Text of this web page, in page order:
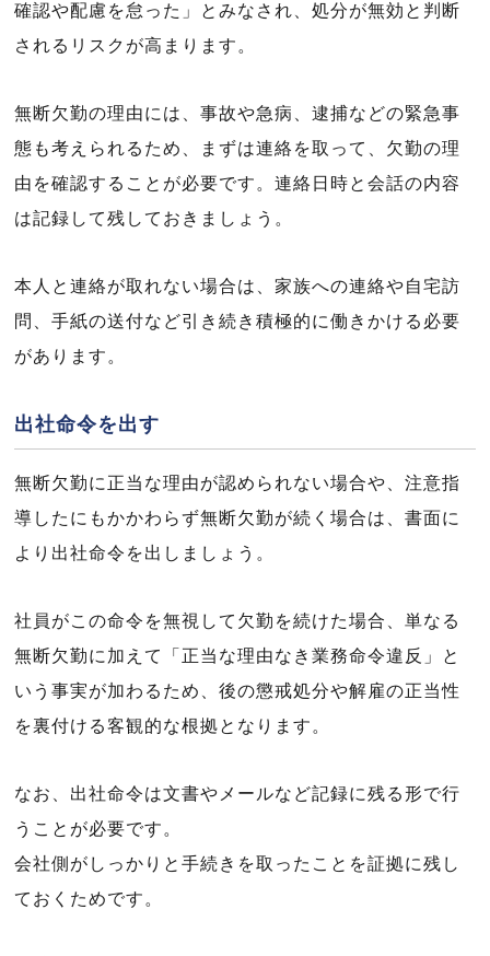
確認や配慮を怠った」とみなされ、処分が無効と判断
されるリスクが高まります。
無断欠勤の理由には、事故や急病、逮捕などの緊急事
態も考えられるため、まずは連絡を取って、欠勤の理
由を確認することが必要です。連絡日時と会話の内容
は記録して残しておきましょう。
本人と連絡が取れない場合は、家族への連絡や自宅訪
問、手紙の送付など引き続き積極的に働きかける必要
があります。
出社命令を出す
無断欠勤に正当な理由が認められない場合や、注意指
導したにもかかわらず無断欠勤が続く場合は、書面に
より出社命令を出しましょう。
社員がこの命令を無視して欠勤を続けた場合、単なる
無断欠勤に加えて「正当な理由なき業務命令違反」と
いう事実が加わるため、後の懲戒処分や解雇の正当性
を裏付ける客観的な根拠となります。
なお、出社命令は文書やメールなど記録に残る形で行
うことが必要です。
会社側がしっかりと手続きを取ったことを証拠に残し
ておくためです。